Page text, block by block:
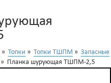
» Топки » Топки ТШПМ » Запасные
» Планка шурующая ТШПМ-2,5